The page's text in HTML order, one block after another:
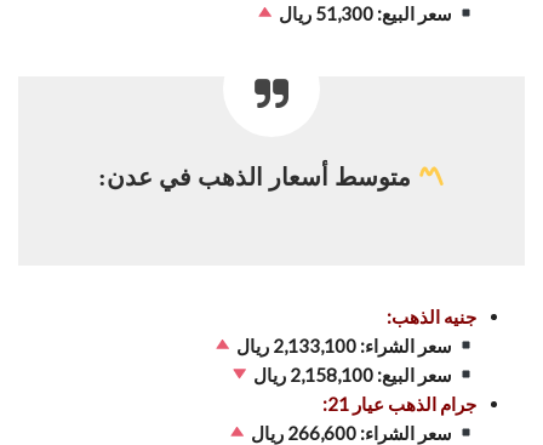
سعر البيع: 51,300 ريال
متوسط أسعار الذهب في عدن:
جنيه الذهب:
سعر الشراء: 2,133,100 ريال
سعر البيع: 2,158,100 ريال
جرام الذهب عيار 21:
سعر الشراء: 266,600 ريال